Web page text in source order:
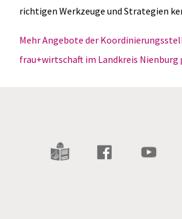
richtigen Werkzeuge und Strategien
Mehr Angebote der
frau+wirtschaft im Landkreis Nienburg